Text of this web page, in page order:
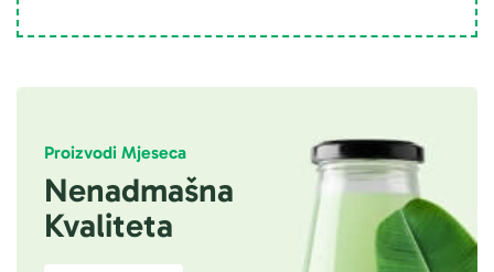
Proizvodi Mjeseca
Nenadmašna
Kvaliteta